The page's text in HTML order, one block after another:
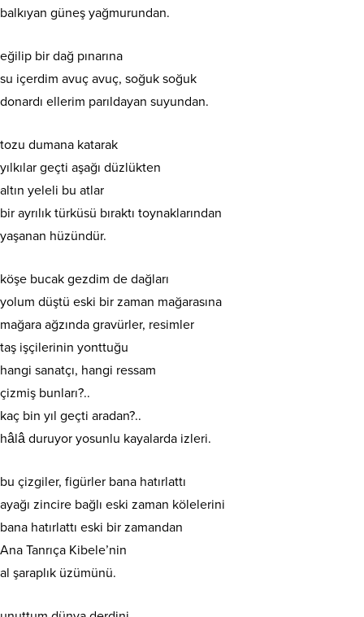
balkıyan güneş yağmurundan.
eğilip bir dağ pınarına
su içerdim avuç avuç, soğuk soğuk
donardı ellerim parıldayan suyundan.
tozu dumana katarak
yılkılar geçti aşağı düzlükten
altın yeleli bu atlar
bir ayrılık türküsü bıraktı toynaklarından
yaşanan hüzündür.
köşe bucak gezdim de dağları
yolum düştü eski bir zaman mağarasına
mağara ağzında gravürler, resimler
taş işçilerinin yonttuğu
hangi sanatçı, hangi ressam
çizmiş bunları?..
kaç bin yıl geçti aradan?..
hâlâ duruyor yosunlu kayalarda izleri.
bu çizgiler, figürler bana hatırlattı
ayağı zincire bağlı eski zaman kölelerini
bana hatırlattı eski bir zamandan
Ana Tanrıça Kibele’nin
al şaraplık üzümünü.